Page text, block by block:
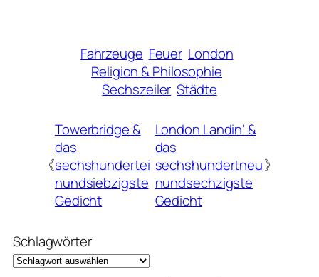
Fahrzeuge Feuer London
Religion & Philosophie
Sechszeiler Städte
《
Towerbridge &
das
sechshundertei
nundsiebzigste
Gedicht
London Landin‘ &
das
sechshundertneu
nundsechzigste
Gedicht
》
Schlagwörter